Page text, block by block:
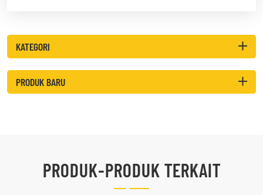
KATEGORI
PRODUK BARU
PRODUK-PRODUK TERKAIT